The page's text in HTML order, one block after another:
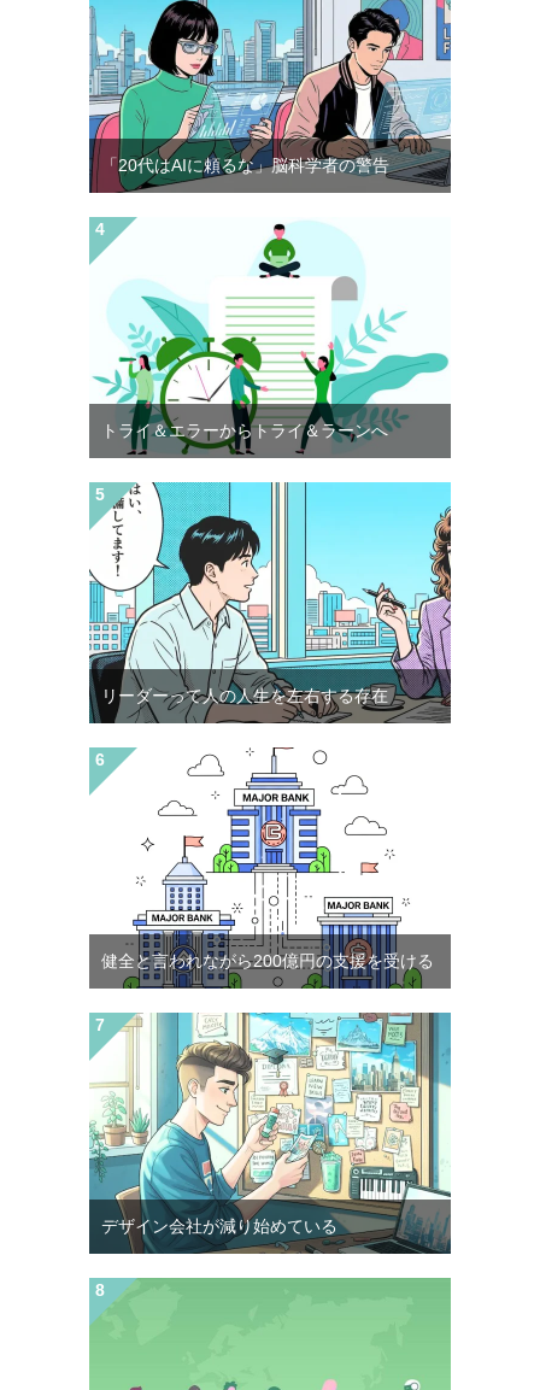
「20代はAIに頼るな」脳科学者の警告
トライ＆エラーからトライ＆ラーンへ
リーダーって人の人生を左右する存在
健全と言われながら200億円の支援を受ける
デザイン会社が減り始めている